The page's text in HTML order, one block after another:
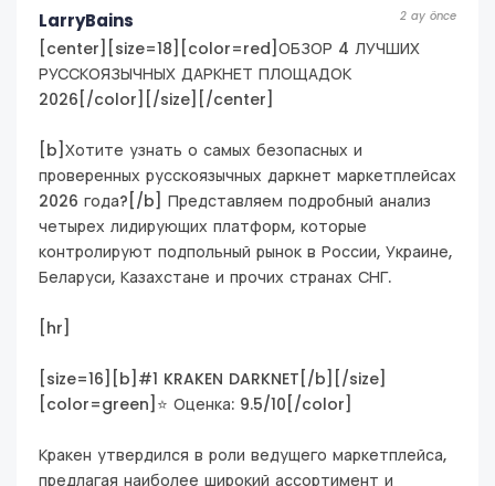
LarryBains 2 ay önce
[center][size=18][color=red]ОБЗОР 4 ЛУЧШИХ
РУССКОЯЗЫЧНЫХ ДАРКНЕТ ПЛОЩАДОК
2026[/color][/size][/center]
[b]Хотите узнать о самых безопасных и
проверенных русскоязычных даркнет маркетплейсах
2026 года?[/b] Представляем подробный анализ
четырех лидирующих платформ, которые
контролируют подпольный рынок в России, Украине,
Беларуси, Казахстане и прочих странах СНГ.
[hr]
[size=16][b]#1 KRAKEN DARKNET[/b][/size]
[color=green]⭐ Оценка: 9.5/10[/color]
Кракен утвердился в роли ведущего маркетплейса,
предлагая наиболее широкий ассортимент и